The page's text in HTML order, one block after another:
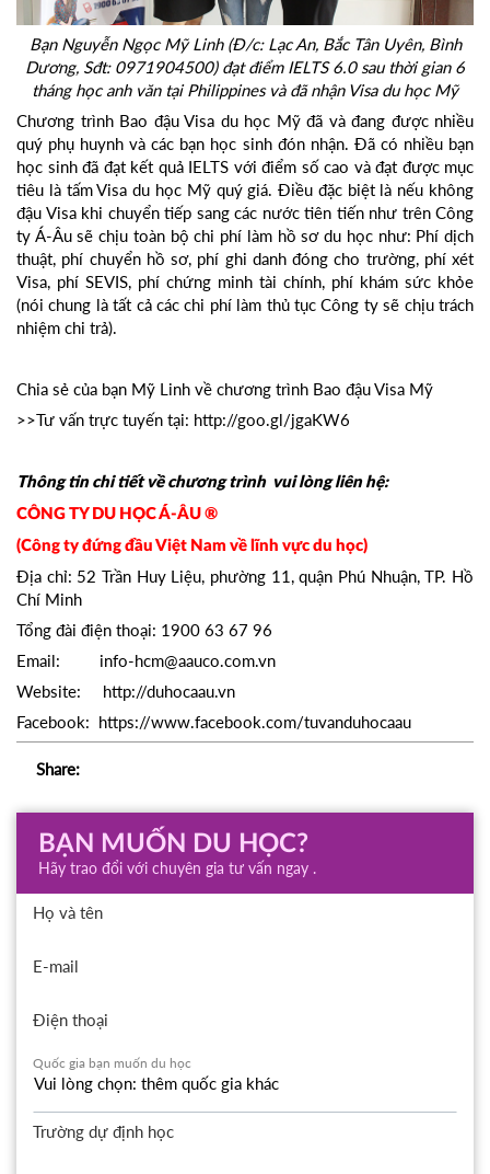
Bạn Nguyễn Ngọc Mỹ Linh (Đ/c: Lạc An, Bắc Tân Uyên, Bình
Dương, Sđt: 0971904500) đạt điểm IELTS 6.0 sau thời gian 6
tháng học anh văn tại Philippines và đã nhận Visa du học Mỹ
Chương trình Bao đậu Visa du học Mỹ đã và đang được nhiều
quý phụ huynh và các bạn học sinh đón nhận. Đã có nhiều bạn
học sinh đã đạt kết quả IELTS với điểm số cao và đạt được mục
tiêu là tấm Visa du học Mỹ quý giá. Điều đặc biệt là nếu không
đậu Visa khi chuyển tiếp sang các nước tiên tiến như trên Công
ty Á-Âu sẽ chịu toàn bộ chi phí làm hồ sơ du học như: Phí dịch
thuật, phí chuyển hồ sơ, phí ghi danh đóng cho trường, phí xét
Visa, phí SEVIS, phí chứng minh tài chính, phí khám sức khỏe
(nói chung là tất cả các chi phí làm thủ tục Công ty sẽ chịu trách
nhiệm chi trả).
Chia sẻ của bạn Mỹ Linh về chương trình Bao đậu Visa Mỹ
>>Tư vấn trực tuyến tại: http://goo.gl/jgaKW6
Thông tin chi tiết về chương trình vui lòng liên hệ:
CÔNG TY DU HỌC Á-ÂU ®
(Công ty đứng đầu Việt Nam về lĩnh vực du học)
Địa chỉ: 52 Trần Huy Liệu, phường 11, quận Phú Nhuận, TP. Hồ
Chí Minh
Tổng đài điện thoại: 1900 63 67 96
Email: info-hcm@aauco.com.vn
Website: http://duhocaau.vn
Facebook: https://www.facebook.com/tuvanduhocaau
Share:
BẠN MUỐN DU HỌC?
Hãy trao đổi với chuyên gia tư vấn ngay .
Họ và tên
E-mail
Điện thoại
Quốc gia bạn muốn du học
Trường dự định học